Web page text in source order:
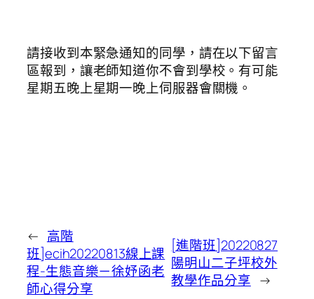
請接收到本緊急通知的同學，請在以下留言
區報到，讓老師知道你不會到學校。有可能
星期五晚上星期一晚上伺服器會關機。
← 高階
班]ecih20220813線上課
程-生態音樂－徐妤函老
師心得分享
[進階班]20220827
陽明山二子坪校外
教學作品分享 →